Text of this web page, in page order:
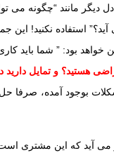
دیگر مانند “چگونه می
استفاده نکنید! این
خواهد بود: ” شما
بوجود آمده، صرفا حل
می آید که این مشتری